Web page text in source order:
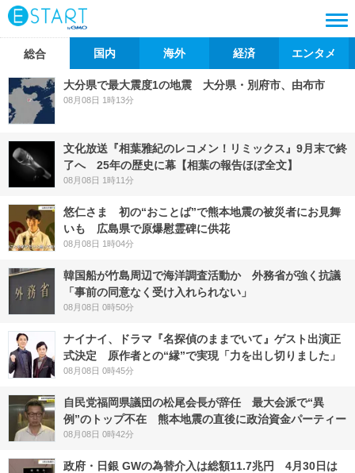
総合 国内 海外 経済 エンタメ
大分県で最大震度1の地震 大分県・別府市、由布市
08月08日 1時13分
文化放送『相葉雅紀のレコメン！リミックス』9月末で終
了へ 25年の歴史に幕【相葉の報告ほぼ全文】
08月08日 1時11分
悠仁さま 初の“おことば”で熊本地震の被災者にお見舞
いも 広島県で原爆慰霊碑に供花
08月08日 1時04分
韓国船が竹島周辺で海洋調査活動か 外務省が強く抗議
「事前の同意なく受け入れられない」
08月08日 0時50分
ナイナイ、ドラマ『名探偵のままでいて』ゲスト出演正
式決定 原作者との“縁”で実現「力を出し切りました」
08月08日 0時45分
自民党福岡県議団の松尾会長が辞任 最大会派で“異
例”のトップ不在 熊本地震の直後に政治資金パーティー
08月08日 0時42分
政府・日銀 GWの為替介入は総額11.7兆円 4月30日は